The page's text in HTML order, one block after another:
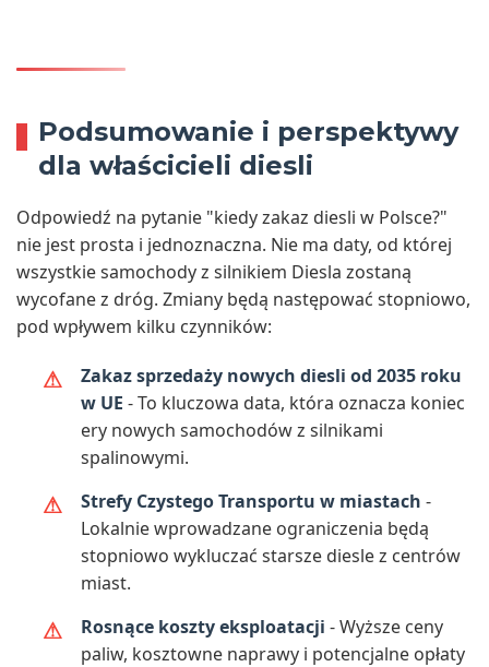
Podsumowanie i perspektywy
dla właścicieli diesli
Odpowiedź na pytanie "kiedy zakaz diesli w Polsce?"
nie jest prosta i jednoznaczna. Nie ma daty, od której
wszystkie samochody z silnikiem Diesla zostaną
wycofane z dróg. Zmiany będą następować stopniowo,
pod wpływem kilku czynników:
Zakaz sprzedaży nowych diesli od 2035 roku
w UE - To kluczowa data, która oznacza koniec
ery nowych samochodów z silnikami
spalinowymi.
Strefy Czystego Transportu w miastach -
Lokalnie wprowadzane ograniczenia będą
stopniowo wykluczać starsze diesle z centrów
miast.
Rosnące koszty eksploatacji - Wyższe ceny
paliw, kosztowne naprawy i potencjalne opłaty